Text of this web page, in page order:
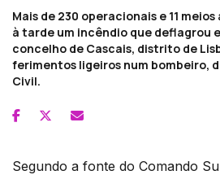
Mais de 230 operacionais e 11
à tarde um incêndio que deflagrou
concelho de Cascais, distrito de
ferimentos ligeiros num bombeiro,
Civil.
Segundo a fonte do Comando